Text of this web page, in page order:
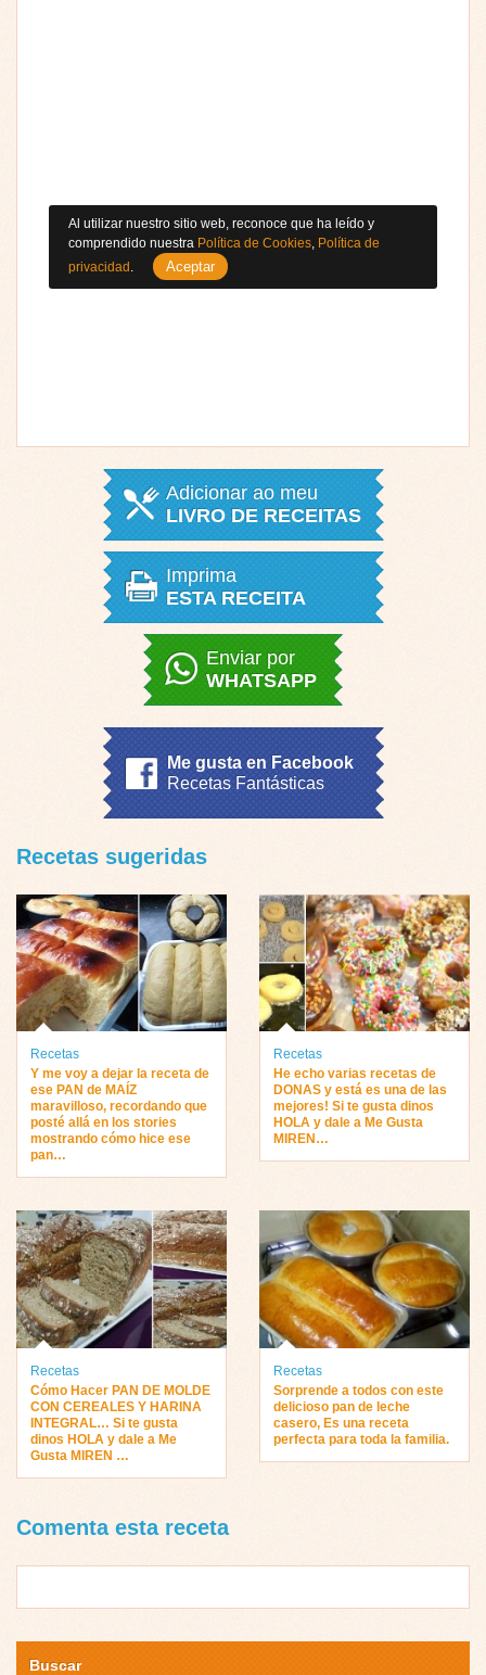
Adicionar ao meu
LIVRO DE RECEITAS
Imprima
ESTA RECEITA
Enviar por
WHATSAPP
Me gusta en Facebook
Recetas Fantásticas
Recetas sugeridas
Recetas
Y me voy a dejar la receta de
ese PAN de MAÍZ
maravilloso, recordando que
posté allá en los stories
mostrando cómo hice ese
pan…
Recetas
He echo varias recetas de
DONAS y está es una de las
mejores! Si te gusta dinos
HOLA y dale a Me Gusta
MIREN…
Recetas
Cómo Hacer PAN DE MOLDE
CON CEREALES Y HARINA
INTEGRAL… Si te gusta
dinos HOLA y dale a Me
Gusta MIREN …
Recetas
Sorprende a todos con este
delicioso pan de leche
casero, Es una receta
perfecta para toda la familia.
Comenta esta receta
Buscar
Al utilizar nuestro sitio web, reconoce que ha leído y
comprendido nuestra Política de Cookies, Política de
privacidad . Aceptar